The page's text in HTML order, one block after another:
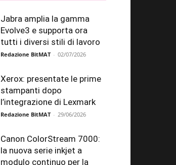
Jabra amplia la gamma
Evolve3 e supporta ora
tutti i diversi stili di lavoro
Redazione BitMAT - 02/07/2026
Xerox: presentate le prime
stampanti dopo
l’integrazione di Lexmark
Redazione BitMAT - 29/06/2026
Canon ColorStream 7000:
la nuova serie inkjet a
modulo continuo per la